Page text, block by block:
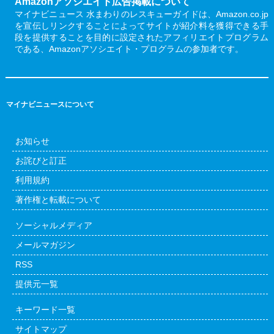
マイナビニュース 水まわりのレスキューガイドは、Amazon.co.jp
を宣伝しリンクすることによってサイトが紹介料を獲得できる手
段を提供することを目的に設定されたアフィリエイトプログラム
である、Amazonアソシエイト・プログラムの参加者です。
マイナビニュースについて
お知らせ
お詫びと訂正
利用規約
著作権と転載について
ソーシャルメディア
メールマガジン
RSS
提供元一覧
キーワード一覧
サイトマップ